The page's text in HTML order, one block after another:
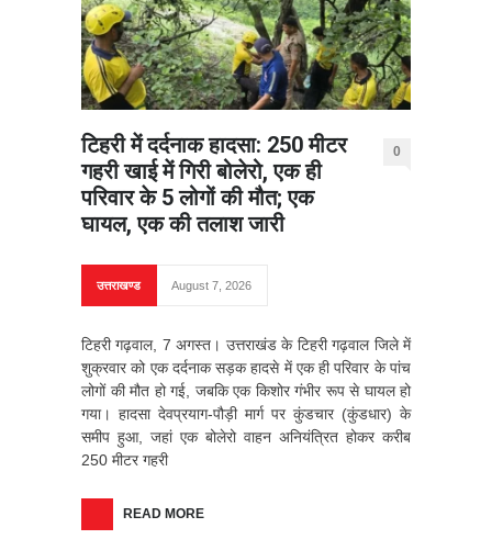
टिहरी में दर्दनाक हादसा: 250 मीटर
गहरी खाई में गिरी बोलेरो, एक ही
परिवार के 5 लोगों की मौत; एक
घायल, एक की तलाश जारी
0
उत्तराखण्ड August 7, 2026
टिहरी गढ़वाल, 7 अगस्त। उत्तराखंड के टिहरी गढ़वाल जिले में
शुक्रवार को एक दर्दनाक सड़क हादसे में एक ही परिवार के पांच
लोगों की मौत हो गई, जबकि एक किशोर गंभीर रूप से घायल हो
गया। हादसा देवप्रयाग-पौड़ी मार्ग पर कुंडचार (कुंडधार) के
समीप हुआ, जहां एक बोलेरो वाहन अनियंत्रित होकर करीब
250 मीटर गहरी
READ MORE